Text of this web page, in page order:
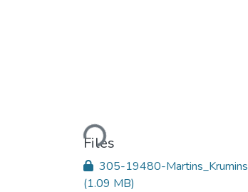
Loading...
Files
305-19480-
(1.09 MB)